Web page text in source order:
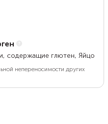
содержащие глютен, Яйцо
непереносимости других